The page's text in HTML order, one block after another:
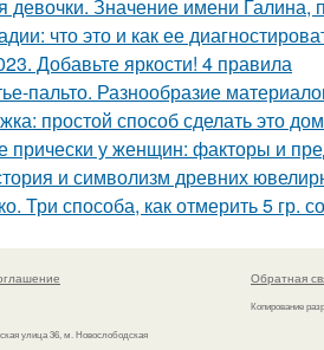
девочки. Значение имени
что это и как ее
Добавьте яркости! 4 правила
пальто. Разнообразие
простой способ сделать это
прически у женщин: факторы и
и символизм древних
Три способа, как отмерить 5 гр.
улица 36, м. Новослободская
Обратная
Копирование